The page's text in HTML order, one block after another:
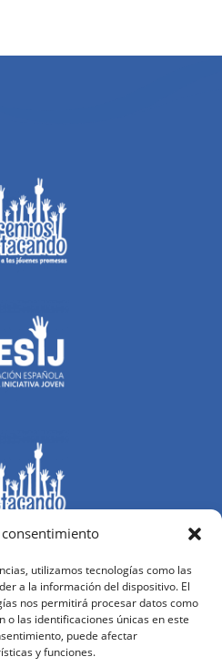
utilizamos tecnologías como las
a la información del dispositivo. El
nos permitirá procesar datos como
o las identificaciones únicas en este
puede afectar
y funciones.